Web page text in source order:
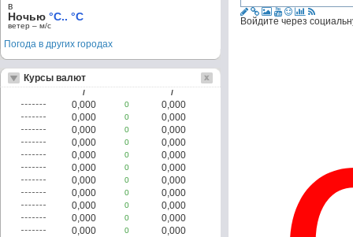
Войдите через
в
Ночью °C.. °C
ветер – м/c
Погода в других городах
Курсы валют
/ /
0,000 0
0,000
0,000
0
0,000
0,000
0
0,000
0,000
0
0,000
0,000
0
0,000
0,000
0
0,000
0,000
0
0,000
0,000
0
0,000
0,000
0
0,000
0,000
0
0,000
0,000
0
0,000